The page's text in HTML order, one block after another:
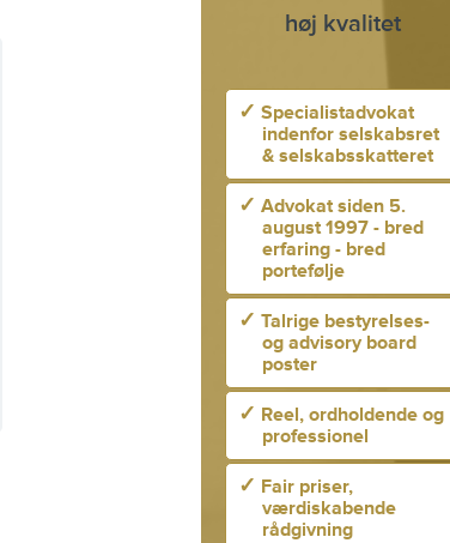
høj kvalitet
✓ Specialistadvokat
indenfor selskabsret
& selskabsskatteret
✓ Advokat siden 5.
august 1997 - bred
erfaring - bred
portefølje
✓ Talrige bestyrelses-
og advisory board
poster
✓ Reel, ordholdende og
professionel
✓ Fair priser,
værdiskabende
rådgivning